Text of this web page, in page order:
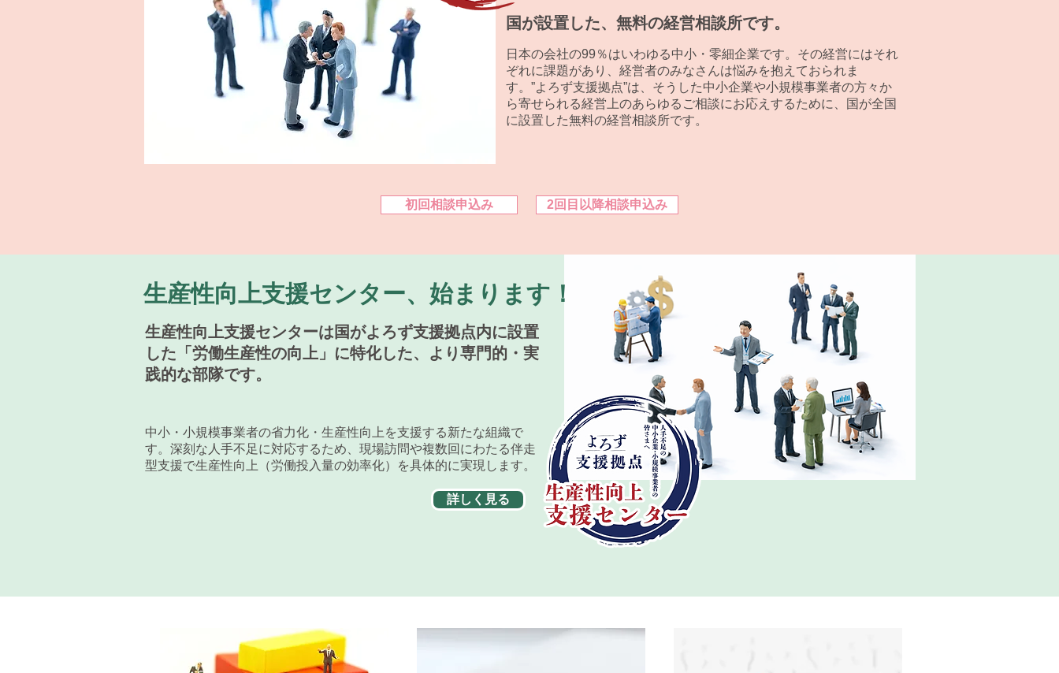
日本の会社の99％はいわゆる中小・零細企業です。その経営にはそれ
ぞれに課題があり、経営者のみなさんは悩みを抱えておられま
す。”よろず支援拠点”は、そうした中小企業や小規模事業者の方々か
ら寄せられる経営上のあらゆるご相談にお応えするために、国が全国
に設置した無料の経営相談所です。
国が設置した、無料の経営相談所です。
初回相談申込み 2回目以降相談申込み
生産性向上支援センター、始まります！
中小・小規模事業者の省力化・生産性向上を支援する新たな組織で
す。深刻な人手不足に対応するため、現場訪問や複数回にわたる伴走
型支援で生産性向上（労働投入量の効率化）を具体的に実現します。
生産性向上支援センターは国がよろず支援拠点内に設置
した「労働生産性の向上」に特化した、より専門的・実
践的な部隊です。
詳しく見る